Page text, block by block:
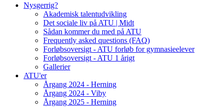
Nysgerrig?
Akademisk talentudvikling
Det sociale liv på ATU | Midt
Sådan kommer du med på ATU
Frequently asked questions (FAQ)
Forløbsoversigt - ATU forløb for gymnasieelever
Forløbsoversigt - ATU 1 årigt
Gallerier
ATU'er
Årgang 2024 - Herning
Årgang 2024 - Viby
Årgang 2025 - Herning